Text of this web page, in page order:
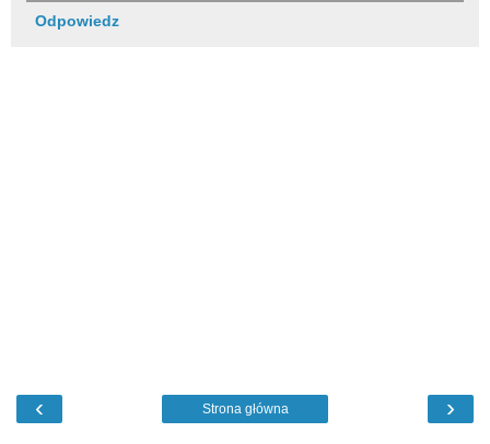
Odpowiedz
‹ ›
Strona główna